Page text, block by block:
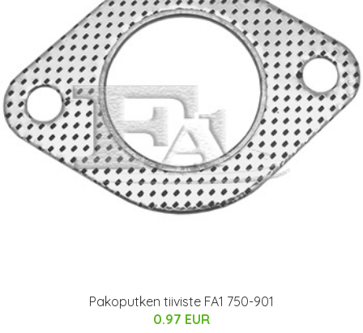
Pakoputken tiiviste FA1 750-901
0.97 EUR